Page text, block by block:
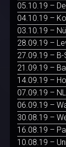
05.10.19 –
04.10.19 –
03.10.19 –
28.09.19 –
27.09.19 –
21.09.19 –
14.09.19 –
07.09.19 –
06.09.19 –
30.08.19 –
16.08.19 –
10.08.19 –